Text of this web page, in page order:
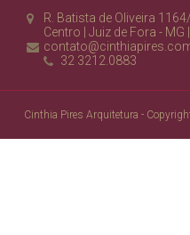
R. Batista de Oliveira
Centro | Juiz de Fora - MG
32 3212.0883
Cinthia Pires Arquitetura -